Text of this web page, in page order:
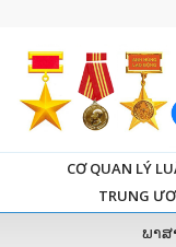
CƠ QUAN LÝ
TRUNG
ພາສ